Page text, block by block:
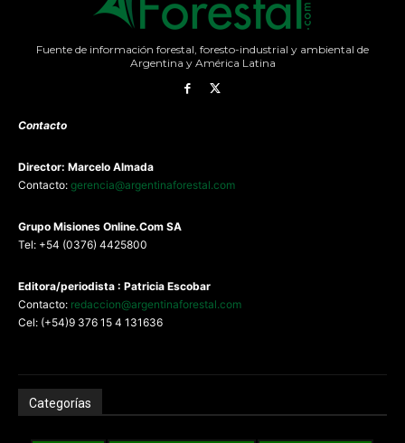
Fuente de información forestal, foresto-industrial y ambiental de
Argentina y América Latina
Contacto
Director: Marcelo Almada
Contacto: gerencia@argentinaforestal.com
Grupo Misiones Online.Com SA
Tel: +54 (0376) 4425800
Editora/periodista : Patricia Escobar
Contacto: redaccion@argentinaforestal.com
Cel: (+54)9 376 15 4 131636
Categorías